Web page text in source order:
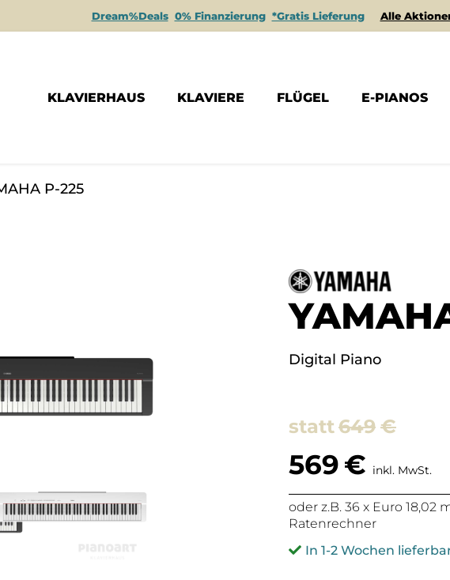
Dream%Deals 0% Finanzierung *Gratis Lieferung Alle
KLAVIERHAUS KLAVIERE FLÜGEL E-PIANOS
P-225
Digital Piano
649 €
569€ inkl. MwSt.
oder z.B. 36 x Euro 18,02
Ratenrechner
In 1-2 Wochen